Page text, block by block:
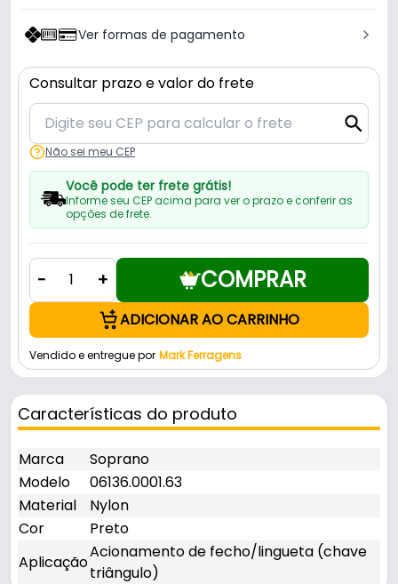
Ver formas de pagamento
Consultar prazo e valor do frete
Não sei meu CEP
Você pode ter frete grátis!
Informe seu CEP acima para ver o prazo e conferir as
opções de frete.
- + COMPRAR
ADICIONAR AO CARRINHO
Vendido e entregue por Mark Ferragens
Características do produto
Marca
Soprano
Modelo
06136.0001.63
Material
Nylon
Cor
Preto
Aplicação
Acionamento de fecho/lingueta (chave
triângulo)